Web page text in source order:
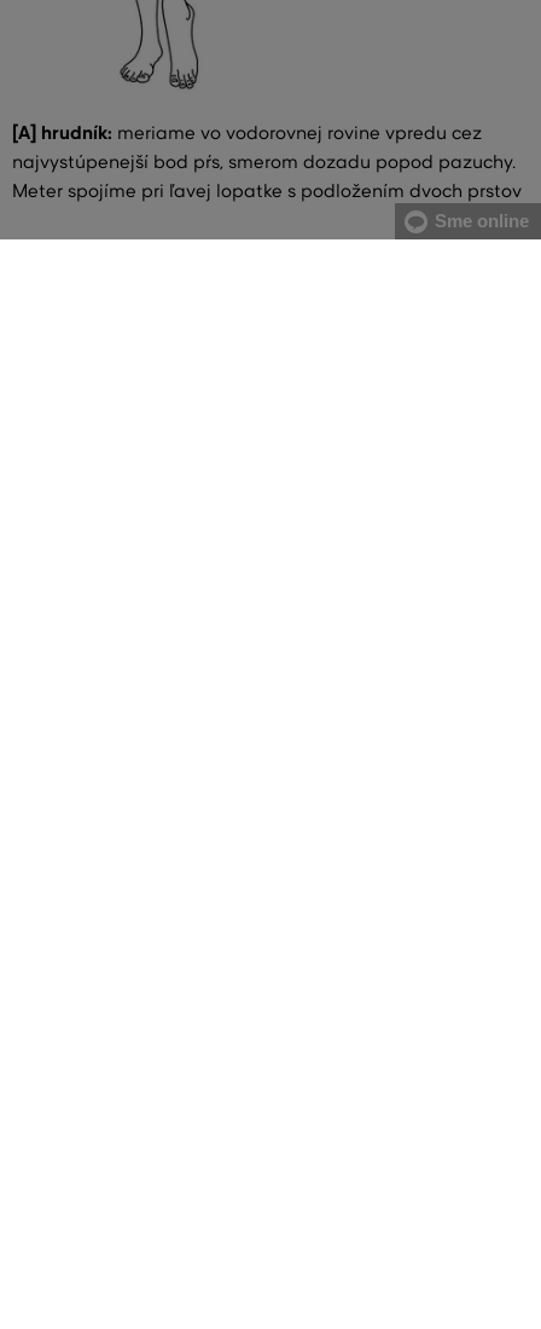
[A] hrudník: meriame vo vodorovnej rovine vpredu cez
najvystúpenejší bod pŕs, smerom dozadu popod pazuchy.
Meter spojíme pri ľavej lopatke s podložením dvoch prstov
Sme online